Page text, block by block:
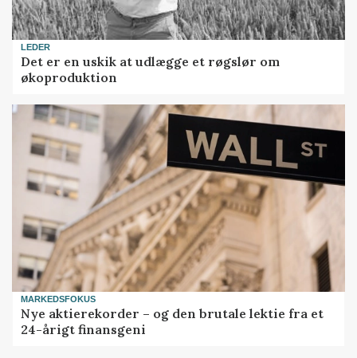
LEDER
Det er en uskik at udlægge et røgslør om
økoproduktion
MARKEDSFOKUS
Nye aktierekorder – og den brutale lektie fra et
24-årigt finansgeni